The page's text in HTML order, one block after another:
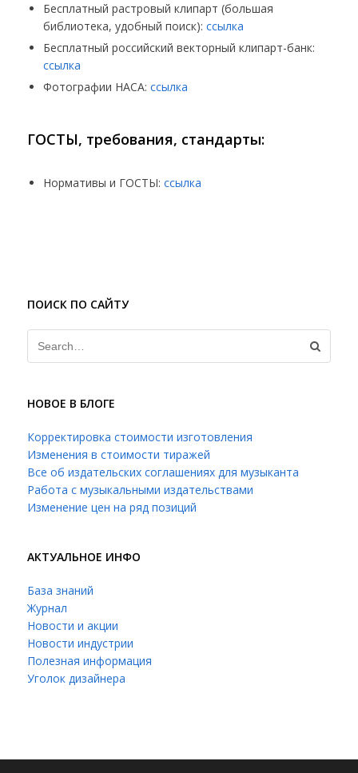
Бесплатный растровый клипарт (большая
библиотека, удобный поиск): ссылка
Бесплатный российский векторный клипарт-банк:
ссылка
Фотографии НАСА: ссылка
ГОСТЫ, требования, стандарты:
Нормативы и ГОСТЫ: ссылка
ПОИСК ПО САЙТУ
НОВОЕ В БЛОГЕ
Корректировка стоимости изготовления
Изменения в стоимости тиражей
Все об издательских соглашениях для музыканта
Работа с музыкальными издательствами
Изменение цен на ряд позиций
АКТУАЛЬНОЕ ИНФО
База знаний
Журнал
Новости и акции
Новости индустрии
Полезная информация
Уголок дизайнера